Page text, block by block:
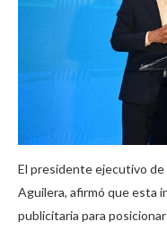
El presidente ejecutivo
Aguilera, afirmó que esta
publicitaria para